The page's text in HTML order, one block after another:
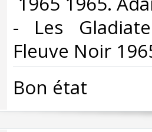
- Les
Fleuve Noir
‎Bon état‎